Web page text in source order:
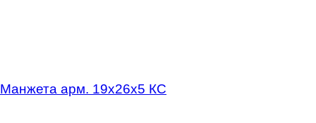
Манжета арм. 19х26х5 КC